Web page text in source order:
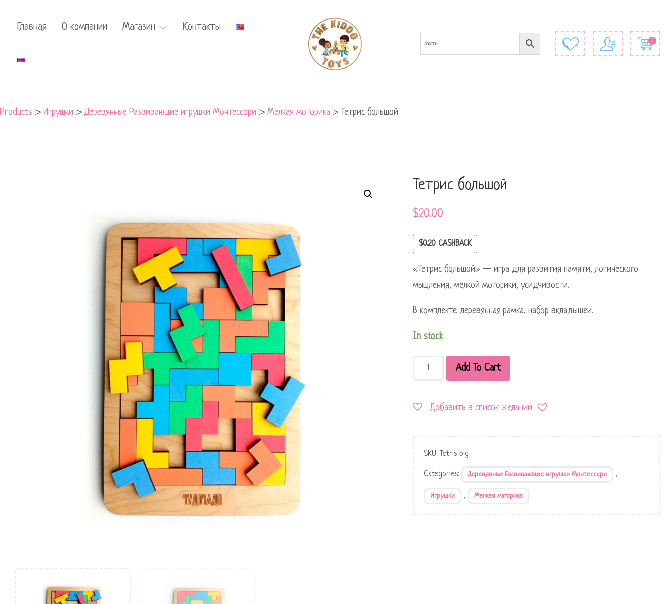
Главная О компании Магазин Контакты
0
Products > Игрушки > Деревянные Развивающие игрушки Монтессори > Мелкая моторика > Тетрис большой
Тетрис большой
$20.00
$0.20CASHBACK
«Тетрис большой» — игра для развития памяти, логического
мышления, мелкой моторики, усидчивости.
В комплекте деревянная рамка, набор вкладышей.
In stock
Add To Cart
Добавить в список желаний
SKU: Tetris big
Categories: Деревянные Развивающие игрушки Монтессори ,
Игрушки , Мелкая моторика